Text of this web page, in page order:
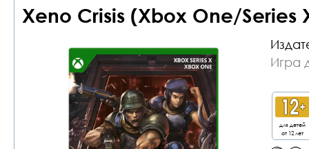
Xeno Crisis (Xbox One/
Игра
для детей
от 12 лет